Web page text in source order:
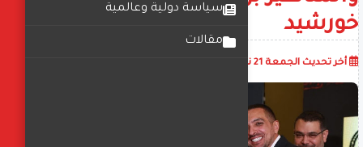
سياسة دولية وعالمية
مقالات
خورشيد
أخر تحديث الجمعة 21 نوفمبر 2025